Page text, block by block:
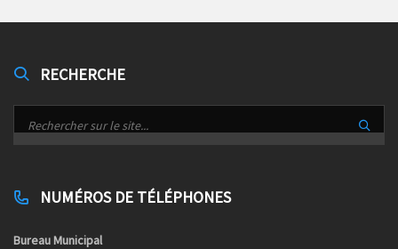
RECHERCHE
NUMÉROS DE TÉLÉPHONES
Bureau Municipal